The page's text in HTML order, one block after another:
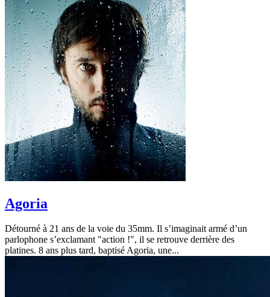
Agoria
Détourné à 21 ans de la voie du 35mm. Il s’imaginait armé d’un
parlophone s’exclamant "action !", il se retrouve derrière des
platines. 8 ans plus tard, baptisé Agoria, une...